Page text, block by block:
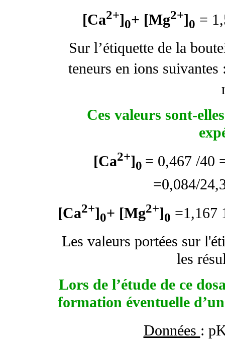
[Ca2+]0+ [Mg2+]0 =
Sur l’étiquette de la
teneurs en ions suivantes
Ces valeurs sont-
[Ca2+]0 = 0,467 /40
=0,084/
[Ca2+]0+ [Mg2+]0 =1,167
Les valeurs portées sur
les
Lors de l’étude de ce
formation éventuelle
Données :